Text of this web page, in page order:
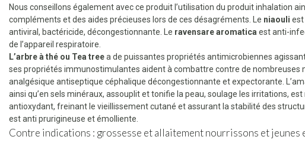
Nous conseillons également avec ce produit l’utilisation du produit inhalation
compléments et des aides précieuses lors de ces désagréments. Le niaouli est
antiviral, bactéricide, décongestionnante. Le ravensare aromatica est anti-
de l’appareil respiratoire.
L’arbre à thé ou Tea treea de puissantes propriétés antimicrobiennes
ses propriétés immunostimulantes aident à combattre contre de
analgésique antiseptique céphalique décongestionnante et expectorante.
ainsi qu’en sels minéraux, assouplit et tonifie la peau, soulage les irritations,
antioxydant, freinant le vieillissement cutané et assurant la stabilité des
est anti prurigineuse et émolliente.
Contre indications : grossesse et allaitement nourrissons et jeunes